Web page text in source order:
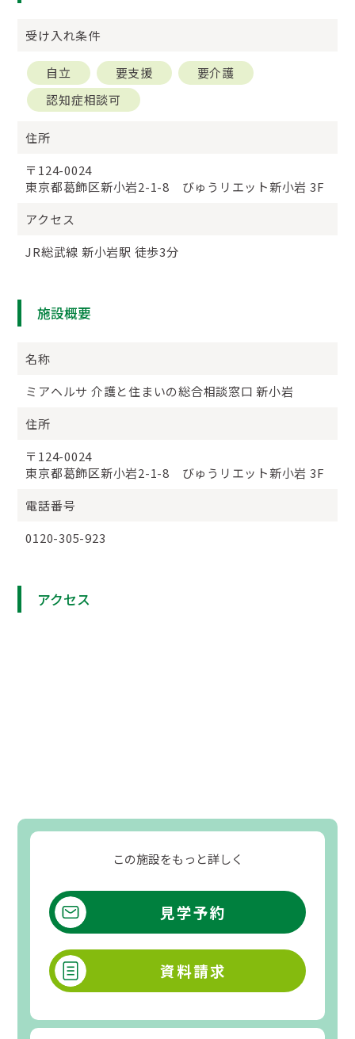
受け入れ条件
自立 要支援
要介護
認知症相談可
住所
〒124-0024
東京都葛飾区新小岩2-1-8 びゅうリエット新小岩 3F
アクセス
JR総武線 新小岩駅 徒歩3分
施設概要
名称
ミアヘルサ 介護と住まいの総合相談窓口 新小岩
住所
〒124-0024
東京都葛飾区新小岩2-1-8 びゅうリエット新小岩 3F
電話番号
0120-305-923
アクセス
この施設をもっと詳しく
見学予約
資料請求